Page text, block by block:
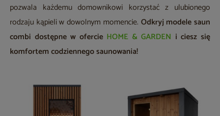
pozwala każdemu domownikowi korzystać z ulubionego
rodzaju kąpieli w dowolnym momencie. Odkryj modele saun
combi dostępne w ofercie HOME & GARDEN i ciesz się
komfortem codziennego saunowania!